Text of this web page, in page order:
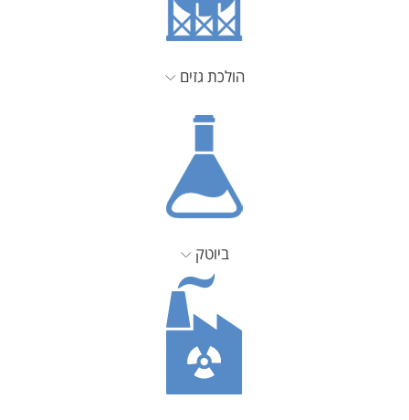
הולכת גזים
ביוטק